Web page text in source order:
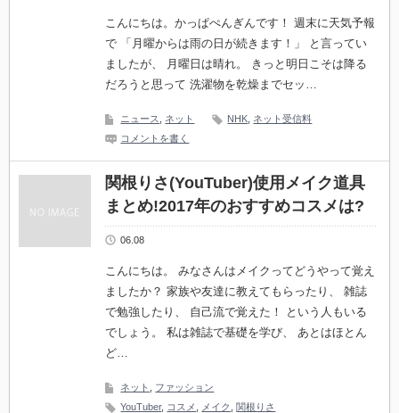
こんにちは。かっぱぺんぎんです！ 週末に天気予報
で 「月曜からは雨の日が続きます！」 と言ってい
ましたが、 月曜日は晴れ。 きっと明日こそは降る
だろうと思って 洗濯物を乾燥までセッ…
ニュース ネット NHK ネット受信料
コメントを書く
関根りさ(YouTuber)使用メイク道具
まとめ!2017年のおすすめコスメは?
06.08
こんにちは。 みなさんはメイクってどうやって覚え
ましたか？ 家族や友達に教えてもらったり、 雑誌
で勉強したり、 自己流で覚えた！ という人もいる
でしょう。 私は雑誌で基礎を学び、 あとはほとん
ど…
ネット
ファッション
YouTuber, コスメ メイク ,関根りさ